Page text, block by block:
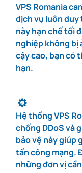
VPS Romania
dịch vụ luôn duy
này hạn chế tối
nghiệp không bị
cậy cao, bạn có
hạn.
Hệ thống VPS
chống DDoS và
bảo vệ này giúp
tấn công mạng.
những đơn vị